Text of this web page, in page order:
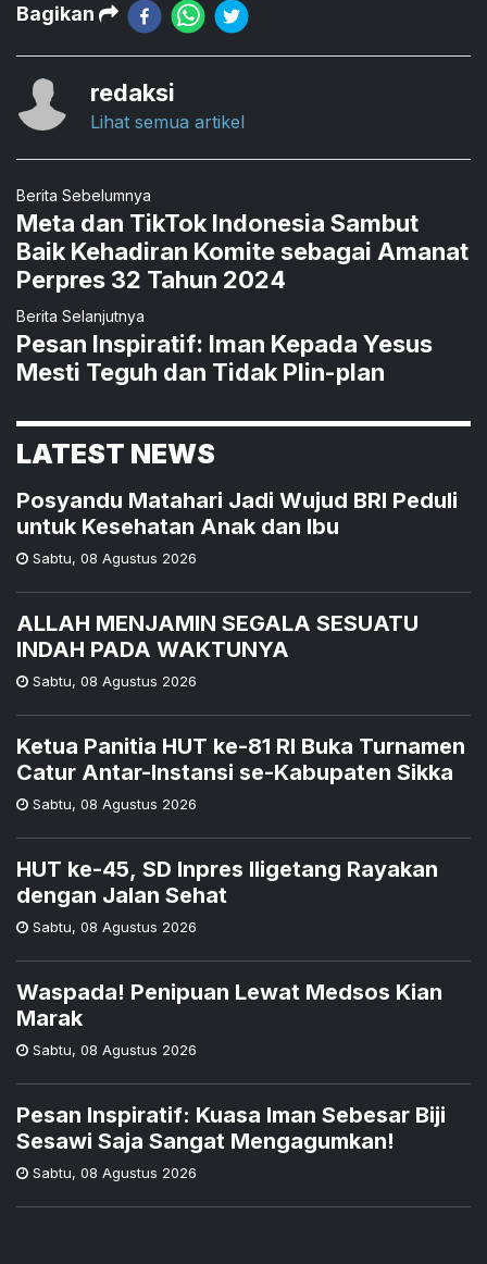
Bagikan
redaksi
Lihat semua artikel
Berita Sebelumnya
Meta dan TikTok Indonesia Sambut
Baik Kehadiran Komite sebagai Amanat
Perpres 32 Tahun 2024
Berita Selanjutnya
Pesan Inspiratif: Iman Kepada Yesus
Mesti Teguh dan Tidak Plin-plan
LATEST NEWS
Posyandu Matahari Jadi Wujud BRI Peduli
untuk Kesehatan Anak dan Ibu
Sabtu, 08 Agustus 2026
ALLAH MENJAMIN SEGALA SESUATU
INDAH PADA WAKTUNYA
Sabtu, 08 Agustus 2026
Ketua Panitia HUT ke-81 RI Buka Turnamen
Catur Antar-Instansi se-Kabupaten Sikka
Sabtu, 08 Agustus 2026
HUT ke-45, SD Inpres Iligetang Rayakan
dengan Jalan Sehat
Sabtu, 08 Agustus 2026
Waspada! Penipuan Lewat Medsos Kian
Marak
Sabtu, 08 Agustus 2026
Pesan Inspiratif: Kuasa Iman Sebesar Biji
Sesawi Saja Sangat Mengagumkan!
Sabtu, 08 Agustus 2026